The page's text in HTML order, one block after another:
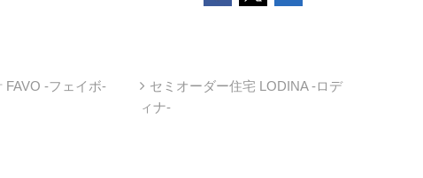
FAVO -フェイボ-
セミオーダー住宅 LODINA -ロデ
ィナ-